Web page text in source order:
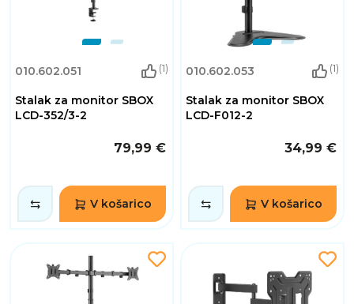
010.602.051 (1)
Stalak za monitor SBOX
LCD-352/3-2
79,99 €
V košarico
010.602.053 (1)
Stalak za monitor SBOX
LCD-F012-2
34,99 €
V košarico